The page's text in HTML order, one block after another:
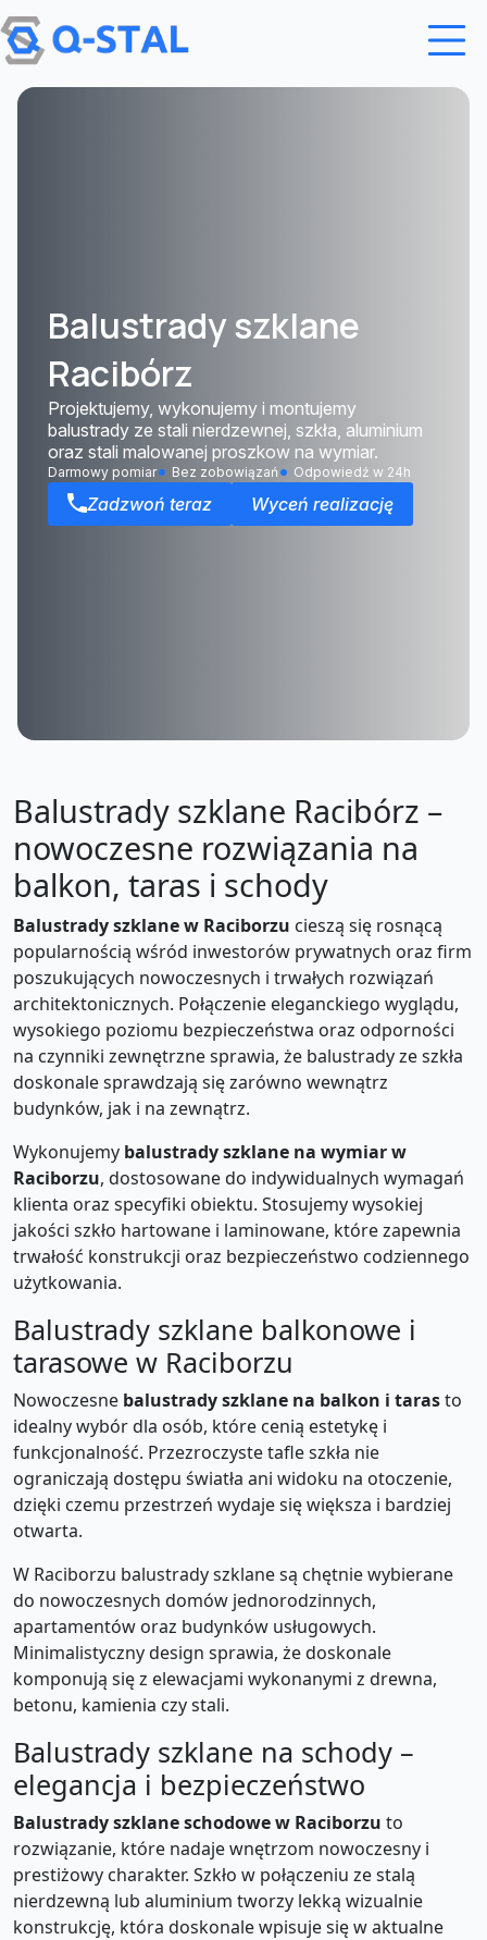
Przejdź do treści
Balustrady szklane
Racibórz
Projektujemy, wykonujemy i montujemy
balustrady ze stali nierdzewnej, szkła, aluminium
oraz stali malowanej proszkow na wymiar.
Darmowy pomiar Bez zobowiązań Odpowiedź w 24h
Zadzwoń teraz Wyceń realizację
Balustrady szklane Racibórz –
nowoczesne rozwiązania na
balkon, taras i schody
Balustrady szklane w Raciborzu cieszą się rosnącą
popularnością wśród inwestorów prywatnych oraz firm
poszukujących nowoczesnych i trwałych rozwiązań
architektonicznych. Połączenie eleganckiego wyglądu,
wysokiego poziomu bezpieczeństwa oraz odporności
na czynniki zewnętrzne sprawia, że balustrady ze szkła
doskonale sprawdzają się zarówno wewnątrz
budynków, jak i na zewnątrz.
Wykonujemy balustrady szklane na wymiar w
Raciborzu, dostosowane do indywidualnych wymagań
klienta oraz specyfiki obiektu. Stosujemy wysokiej
jakości szkło hartowane i laminowane, które zapewnia
trwałość konstrukcji oraz bezpieczeństwo codziennego
użytkowania.
Balustrady szklane balkonowe i
tarasowe w Raciborzu
Nowoczesne balustrady szklane na balkon i tarasto
idealny wybór dla osób, które cenią estetykę i
funkcjonalność. Przezroczyste tafle szkła nie
ograniczają dostępu światła ani widoku na otoczenie,
dzięki czemu przestrzeń wydaje się większa i bardziej
otwarta.
W Raciborzu balustrady szklane są chętnie wybierane
do nowoczesnych domów jednorodzinnych,
apartamentów oraz budynków usługowych.
Minimalistyczny design sprawia, że doskonale
komponują się z elewacjami wykonanymi z drewna,
betonu, kamienia czy stali.
Balustrady szklane na schody –
elegancja i bezpieczeństwo
Balustrady szklane schodowe w Raciborzu to
rozwiązanie, które nadaje wnętrzom nowoczesny i
prestiżowy charakter. Szkło w połączeniu ze stalą
nierdzewną lub aluminium tworzy lekką wizualnie
konstrukcję, która doskonale wpisuje się w aktualne